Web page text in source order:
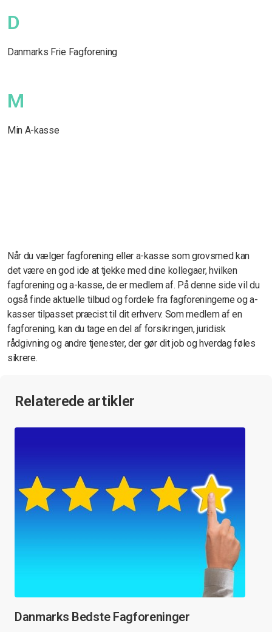
D
Danmarks Frie Fagforening
M
Min A-kasse
Når du vælger fagforening eller a-kasse som grovsmed kan
det være en god ide at tjekke med dine kollegaer, hvilken
fagforening og a-kasse, de er medlem af. På denne side vil du
også finde aktuelle tilbud og fordele fra fagforeningerne og a-
kasser tilpasset præcist til dit erhverv. Som medlem af en
fagforening, kan du tage en del af forsikringen, juridisk
rådgivning og andre tjenester, der gør dit job og hverdag føles
sikrere.
Relaterede artikler
Danmarks Bedste Fagforeninger